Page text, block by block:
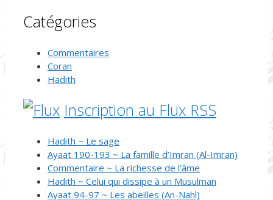
Catégories
Commentaires
Coran
Hadith
Inscription au Flux RSS
Hadith ~ Le sage
Ayaat 190-193 ~ La famille d’Imran (Al-Imran)
Commentaire ~ La richesse de l’âme
Hadith ~ Celui qui dissipe à un Musulman
Ayaat 94-97 ~ Les abeilles (An-Nahl)